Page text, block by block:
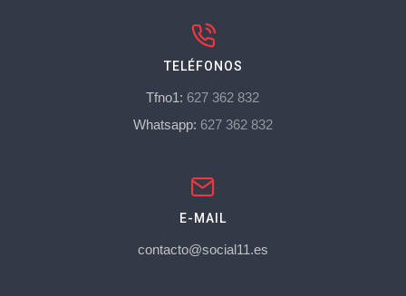
TELÉFONOS
Tfno1: 627 362 832
Whatsapp: 627 362 832
E-MAIL
contacto@social11.es